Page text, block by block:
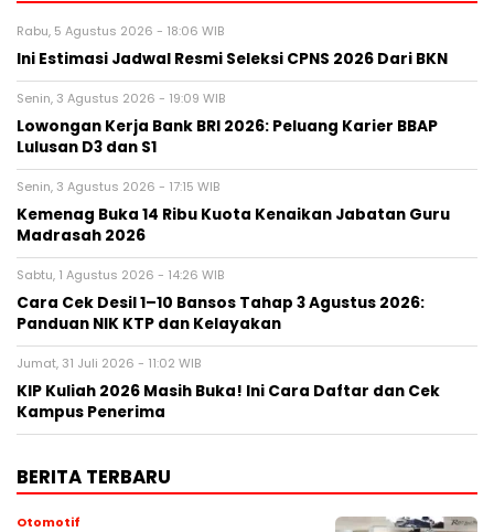
Rabu, 5 Agustus 2026 - 18:06 WIB
Ini Estimasi Jadwal Resmi Seleksi CPNS 2026 Dari BKN
Senin, 3 Agustus 2026 - 19:09 WIB
Lowongan Kerja Bank BRI 2026: Peluang Karier BBAP
Lulusan D3 dan S1
Senin, 3 Agustus 2026 - 17:15 WIB
Kemenag Buka 14 Ribu Kuota Kenaikan Jabatan Guru
Madrasah 2026
Sabtu, 1 Agustus 2026 - 14:26 WIB
Cara Cek Desil 1–10 Bansos Tahap 3 Agustus 2026:
Panduan NIK KTP dan Kelayakan
Jumat, 31 Juli 2026 - 11:02 WIB
KIP Kuliah 2026 Masih Buka! Ini Cara Daftar dan Cek
Kampus Penerima
BERITA TERBARU
Otomotif